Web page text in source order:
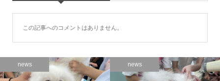
この記事へのコメントはありません。
news news